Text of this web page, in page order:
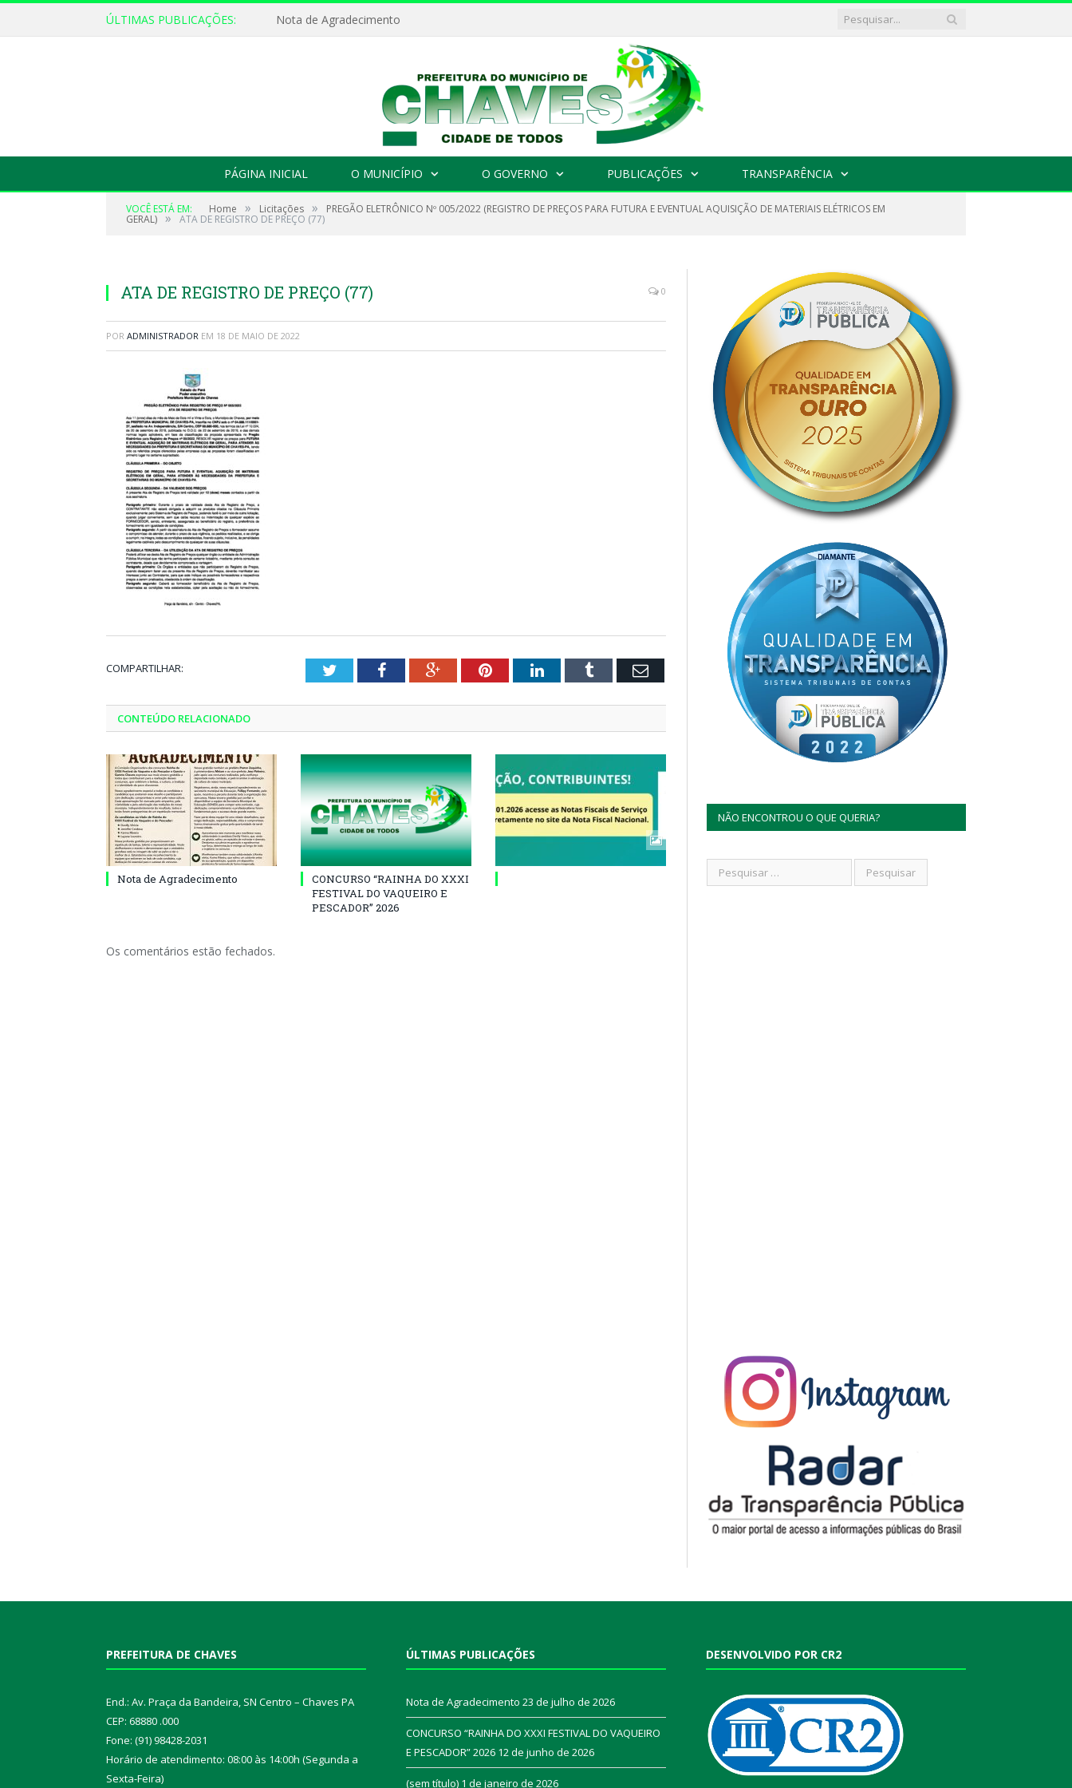
ÚLTIMAS PUBLICAÇÕES: Nota de Agradecimento
PÁGINA INICIAL O MUNICÍPIO O GOVERNO PUBLICAÇÕES TRANSPARÊNCIA
VOCÊ ESTÁ EM: Home » Licitações » PREGÃO ELETRÔNICO Nº 005/2022 (REGISTRO DE PREÇOS PARA FUTURA E EVENTUAL AQUISIÇÃO DE MATERIAIS ELÉTRICOS EM
GERAL) » ATA DE REGISTRO DE PREÇO (77)
ATA DE REGISTRO DE PREÇO (77) 0
POR ADMINISTRADOR EM 18 DE MAIO DE 2022
COMPARTILHAR: TwitterFacebookGoogle+PinterestLinkedInTumblr Email
CONTEÚDO RELACIONADO
Nota de Agradecimento
CONCURSO “RAINHA DO XXXI
FESTIVAL DO VAQUEIRO E
PESCADOR” 2026
Os comentários estão fechados.
NÃO ENCONTROU O QUE QUERIA?
PREFEITURA DE CHAVES
End.: Av. Praça da Bandeira, SN Centro – Chaves PA
CEP: 68880 .000
Fone: (91) 98428-2031
Horário de atendimento: 08:00 às 14:00h (Segunda a
Sexta-Feira)
ÚLTIMAS PUBLICAÇÕES
Nota de Agradecimento 23 de julho de 2026
CONCURSO “RAINHA DO XXXI FESTIVAL DO VAQUEIRO
E PESCADOR” 2026 12 de junho de 2026
(sem título) 1 de janeiro de 2026
DESENVOLVIDO POR CR2